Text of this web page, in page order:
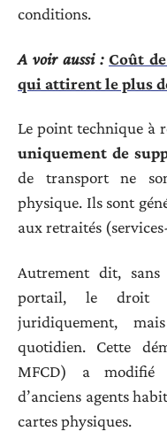
conditions.
A voir aussi : Coût
qui attirent le plus
Le point technique à
uniquement de
de transport ne
physique. Ils sont
aux retraités
Autrement dit,
portail, le droit
juridiquement,
quotidien. Cette
MFCD) a modifié
d’anciens agents
cartes physiques.